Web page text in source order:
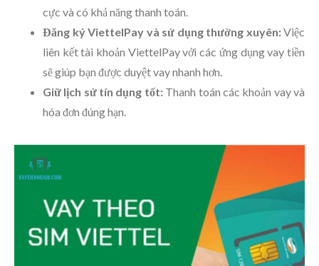
cực và có khả năng thanh toán.
Đăng ký ViettelPay và sử dụng thường xuyên:Việc
liên kết tài khoản ViettelPay với các ứng dụng vay tiền
sẽ giúp bạn được duyệt vay nhanh hơn.
Giữ lịch sử tín dụng tốt:Thanh toán các khoản vay và
hóa đơn đúng hạn.